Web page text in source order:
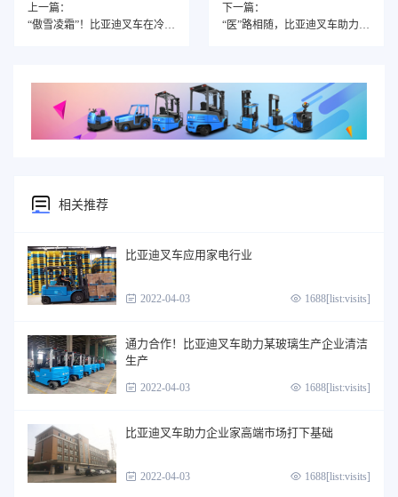
上一篇：
下一篇：
相关推荐
比亚迪叉车应用家电行业
2022-04-03 1688[list:visits]
通力合作！比亚迪叉车助力某玻璃生产企业清洁
生产
2022-04-03 1688[list:visits]
比亚迪叉车助力企业家高端市场打下基础
2022-04-03 1688[list:visits]